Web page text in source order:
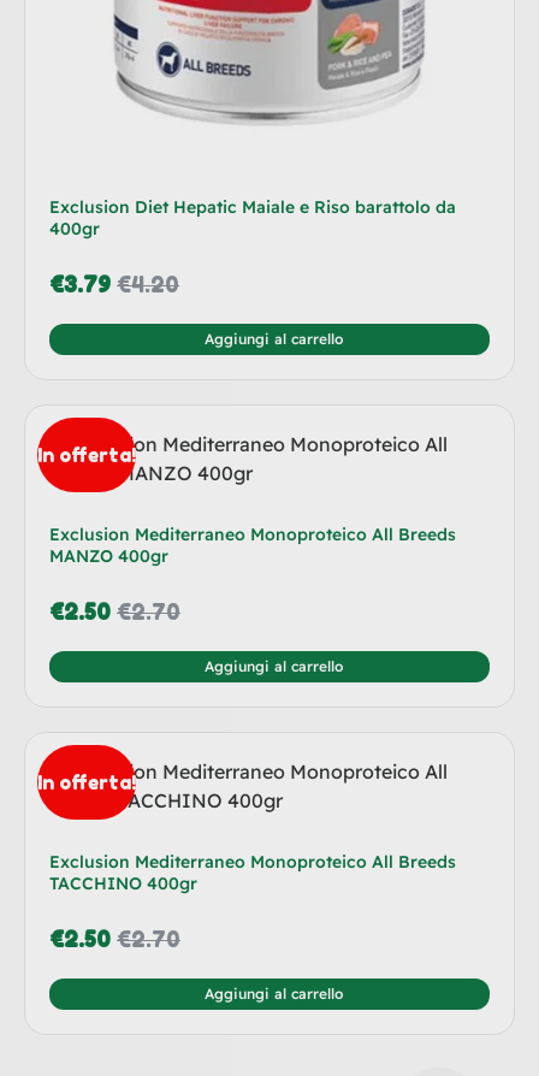
Exclusion Diet Hepatic Maiale e Riso barattolo da
400gr
€4.20
€3.79
Aggiungi al carrello
In offerta!
Exclusion Mediterraneo Monoproteico All Breeds
MANZO 400gr
€2.70
€2.50
Aggiungi al carrello
In offerta!
Exclusion Mediterraneo Monoproteico All Breeds
TACCHINO 400gr
€2.70
€2.50
Aggiungi al carrello